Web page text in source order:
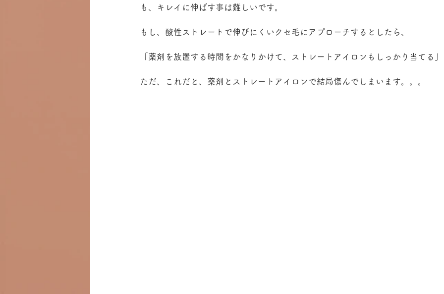
も、キレイに伸ばす事は難しいです。
もし、酸性ストレートで伸びにくいクセ毛にアプローチするとしたら、
「薬剤を放置する時間をかなりかけて、ストレートアイロンもしっかり当てる」
ただ、これだと、薬剤とストレートアイロンで結局傷んでしまいます。。。